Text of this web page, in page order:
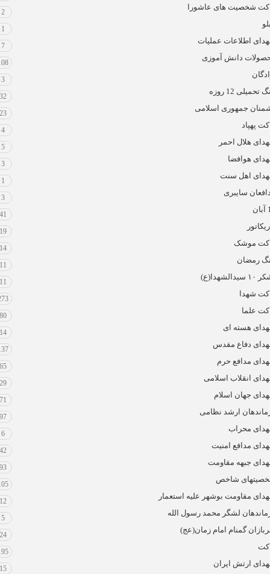
شخصیت های عاشورا
2
1
اطلاعات عملیات
7
دانش آموزی
3
تحمیلی 12 روزه
32
جمهوری اسلامی
23
پهپاد
4
هلال احمر
5
هوافضا
3
اهل سنت
1
سایبری
3
41
19
موشک
14
رمضان
11
11
شهدا
علما
80
هسته ای
14
دفاع مقدس
مدافع حرم
65
انقلاب اسلامی
29
جهان اسلام
71
ارشد نظامی
97
محراب
6
مدافع امنیت
42
جبهه مقاومت
93
شاخص
مقاومت بوشهر علیه استعمار
12
لشگر محمد رسول الله
5
گمنام امام زمان(عج)
24
ارتش ایران
15